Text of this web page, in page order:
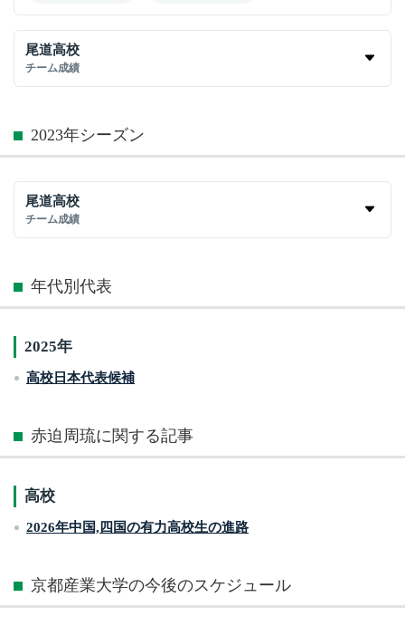
尾道高校
チーム成績
2023年シーズン
尾道高校
チーム成績
年代別代表
2025年
高校日本代表候補
赤迫周琉に関する記事
高校
2026年中国,四国の有力高校生の進路
京都産業大学の今後のスケジュール